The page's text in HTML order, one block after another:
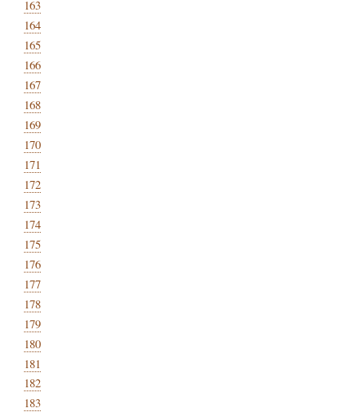
163
164
165
166
167
168
169
170
171
172
173
174
175
176
177
178
179
180
181
182
183